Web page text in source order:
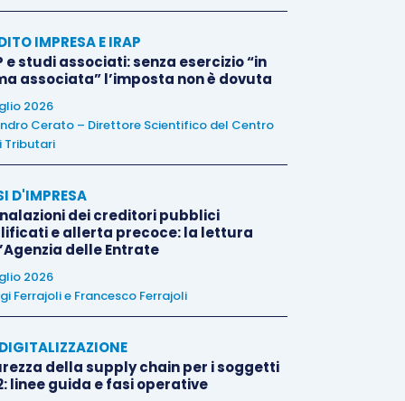
IMPRESA E IRAP
e studi associati: senza esercizio “in
associata” l’imposta non è dovuta
2026
Cerato – Direttore Scientifico del Centro
Tributari
D'IMPRESA
dei creditori pubblici
e allerta precoce: la lettura
delle Entrate
2026
Ferrajolie Francesco Ferrajoli
della supply chain per i soggetti
linee guida e fasi operative